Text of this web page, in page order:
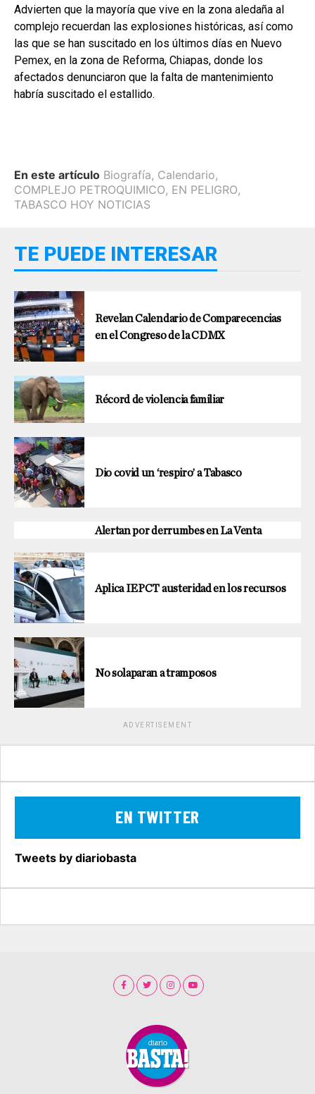
Advierten que la mayoría que vive en la zona aledaña al
complejo recuerdan las explosiones históricas, así como
las que se han suscitado en los últimos días en Nuevo
Pemex, en la zona de Reforma, Chiapas, donde los
afectados denunciaron que la falta de mantenimiento
habría suscitado el estallido.
En este artículo Biografía, Calendario,
COMPLEJO PETROQUIMICO, EN PELIGRO,
TABASCO HOY NOTICIAS
TE PUEDE INTERESAR
Revelan Calendario de Comparecencias
en el Congreso de la CDMX
Récord de violencia familiar
Dio covid un ‘respiro’ a Tabasco
Alertan por derrumbes en La Venta
Aplica IEPCT austeridad en los recursos
No solaparan a tramposos
ADVERTISEMENT
EN TWITTER
Tweets by diariobasta